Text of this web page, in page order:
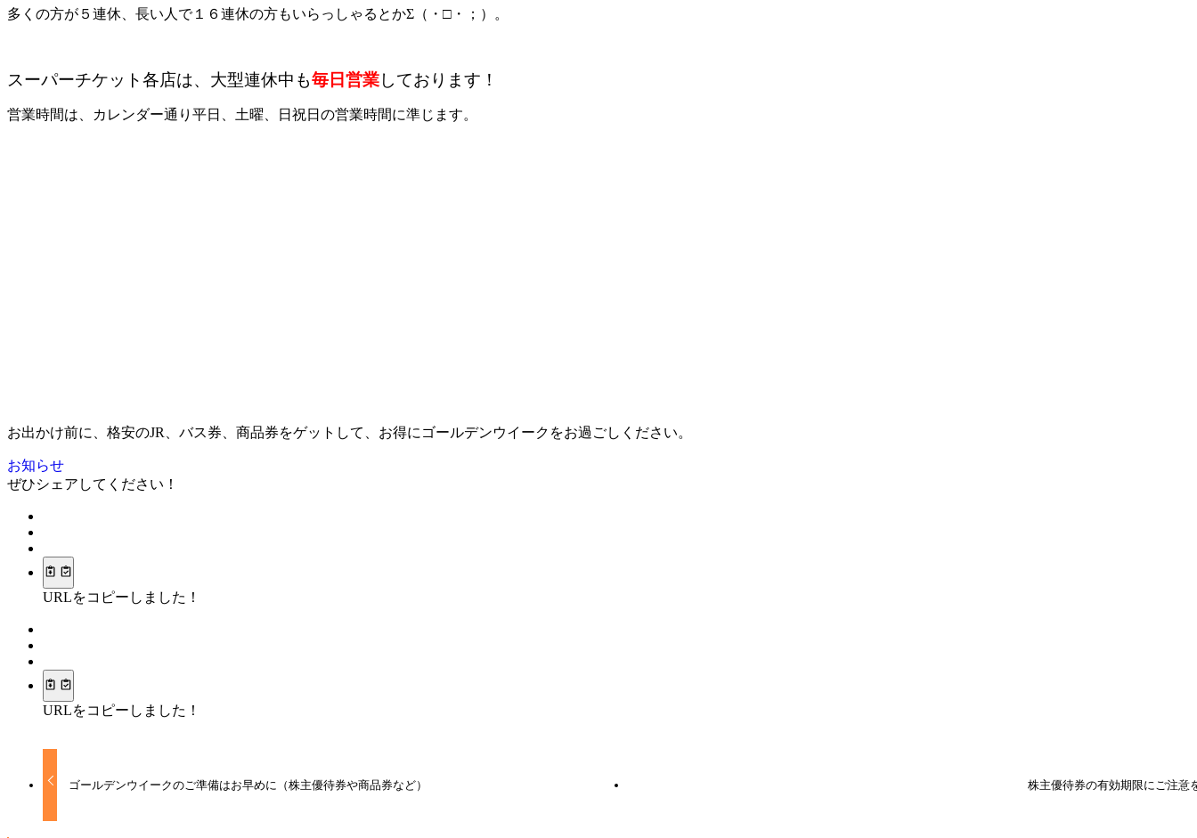
多くの方が５連休、長い人で１６連休の方もいらっしゃるとかΣ（・□・；）。
スーパーチケット各店は、大型連休中も毎日営業しております！
営業時間は、カレンダー通り平日、土曜、日祝日の営業時間に準じます。
お出かけ前に、格安のJR、バス券、商品券をゲットして、お得にゴールデンウイークをお過ごしください。
お知らせ
ぜひシェアしてください！
URLをコピーしました！
URLをコピーしました！
ゴールデンウイークのご準備はお早めに（株主優待券や商品券など） 株主優待券の有効期限にご注意